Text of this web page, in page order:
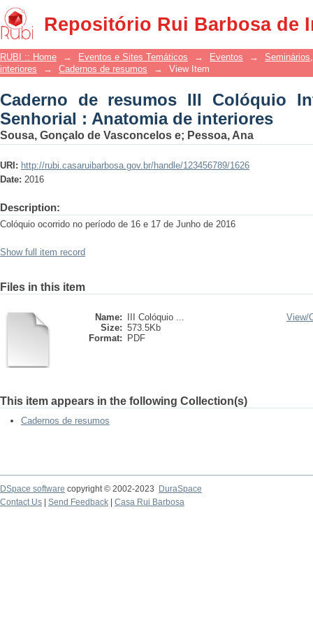
Repositório Rui Barbosa de
Caderno de resumos III Colóquio
interiores
RUBI :: Home → Eventos e Sites Temáticos → Eventos →
interiores
→ Cadernos de resumos → View Item
Caderno de resumos III Colóquio
Senhorial : Anatomia de interiores
Sousa, Gonçalo de Vasconcelos e; Pessoa, Ana
URI: http://rubi.casaruibarbosa.gov.br/handle/123456789/1626
Date: 2016
Description:
Colóquio ocorrido no período de 16 e 17 de Junho de 2016
Show full item record
Files in this item
Name:
III Colóquio ...
Size: 573.5Kb
Format:
PDF
View/
This item appears in the following Collection(s)
Cadernos de resumos
DSpace software copyright © 2002-2023
DuraSpace
Contact Us
Send Feedback Casa Rui Barbosa